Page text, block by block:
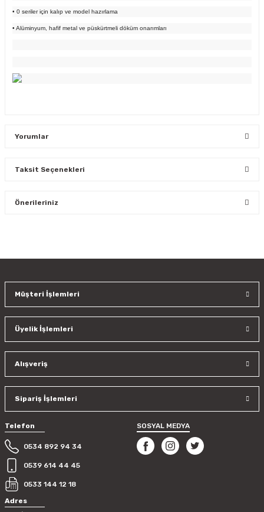
• 0 seriler için kalıp ve model hazırlama
• Alüminyum, hafif metal ve püskürtmeli döküm onarımları
Yorumlar
Taksit Seçenekleri
Önerileriniz
Ürün resmi kalitesiz, bozuk veya görüntülenemiyor.
Ürün bilgilerinde hatalar bulunuyor.
Bu ürüne benzer farklı alternatifler olmalı.
Gönder
Müşteri İşlemleri
Üyelik İşlemleri
Alışveriş
Sipariş İşlemleri
Telefon
0534 892 94 34
0539 614 44 45
0533 144 12 18
SOSYAL MEDYA
Adres